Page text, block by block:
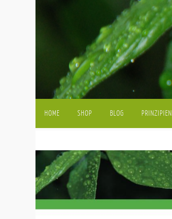
Inhalt
springen
HOME SHOP BLOG PRINZIPIEN